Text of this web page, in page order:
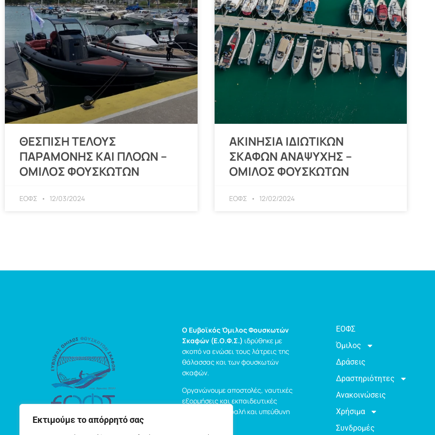
Εκτιμούμε το απόρρητό σας
ΘΕΣΠΙΣΗ ΤΕΛΟΥΣ
ΠΑΡΑΜΟΝΗΣ ΚΑΙ ΠΛΟΩΝ –
ΟΜΙΛΟΣ ΦΟΥΣΚΩΤΩΝ
ΕΟΦΣ 12/03/2024
ΑΚΙΝΗΣΙΑ ΙΔΙΩΤΙΚΩΝ
ΣΚΑΦΩΝ ΑΝΑΨΥΧΗΣ –
ΟΜΙΛΟΣ ΦΟΥΣΚΩΤΩΝ
ΕΟΦΣ 12/02/2024
Ο Ευβοϊκός Όμιλος Φουσκωτών
Σκαφών (Ε.Ο.Φ.Σ.) ιδρύθηκε με
σκοπό να ενώσει τους λάτρεις της
θάλασσας και των φουσκωτών
σκαφών.
Οργανώνουμε αποστολές, ναυτικές
εξορμήσεις και εκπαιδευτικές
δράσεις για ασφαλή και υπεύθυνη
ΕΟΦΣ
Όμιλος
Δράσεις
Δραστηριότητες
Ανακοινώσεις
Χρήσιμα
Συνδρομές